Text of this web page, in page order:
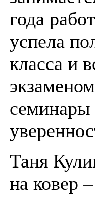
года
успела
класса и
Таня
на ковер